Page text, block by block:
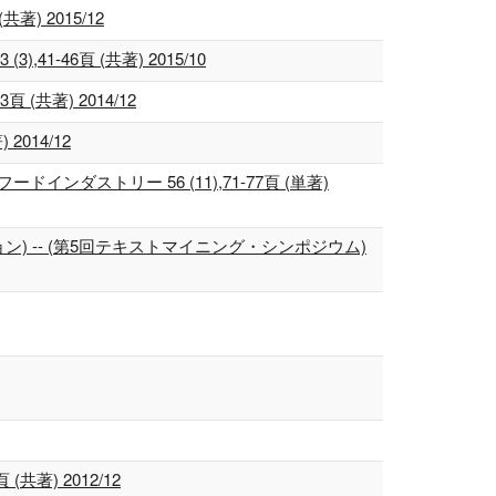
著) 2015/12
(3),41-46頁 (共著) 2015/10
頁 (共著) 2014/12
2014/12
ドインダストリー 56 (11),71-77頁 (単著)
) -- (第5回テキストマイニング・シンポジウム)
(共著) 2012/12